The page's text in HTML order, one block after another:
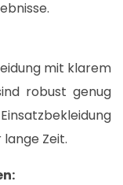
mit klarem
robust genug
Zeit.​